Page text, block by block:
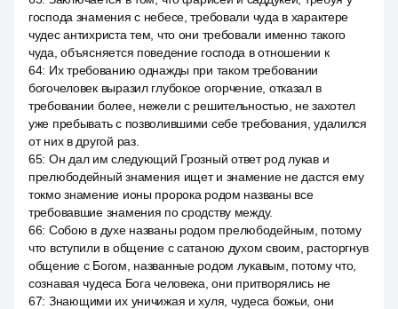
господа знамения с небесе, требовали чуда в характере
чудес антихриста тем, что они требовали именно такого
чуда, объясняется поведение господа в отношении к
64: Их требованию однажды при таком требовании
богочеловек выразил глубокое огорчение, отказал в
требовании более, нежели с решительностью, не захотел
уже пребывать с позволившими себе требования, удалился
от них в другой раз.
65: Он дал им следующий Грозный ответ род лукав и
прелюбодейный знамения ищет и знамение не дастся ему
токмо знамение ионы пророка родом названы все
требовавшие знамения по сродству между.
66: Собою в духе названы родом прелюбодейным, потому
что вступили в общение с сатаною духом своим, расторгнув
общение с Богом, названные родом лукавым, потому что,
сознавая чудеса Бога человека, они притворялись не
67: Знающими их уничижая и хуля, чудеса божьи, они